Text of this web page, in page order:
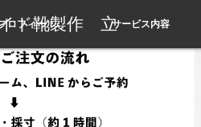
ド靴製作 立
ロフィール サービス内容